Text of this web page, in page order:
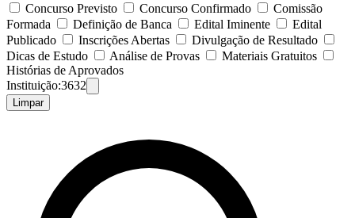
Concurso Previsto Concurso Confirmado
Comissão
Formada
Definição de Banca Edital Iminente
Edital
Publicado
Inscrições Abertas
Divulgação de Resultado
Dicas de Estudo
Análise de Provas
Materiais Gratuitos
Histórias de Aprovados
Instituição:3632
Limpar